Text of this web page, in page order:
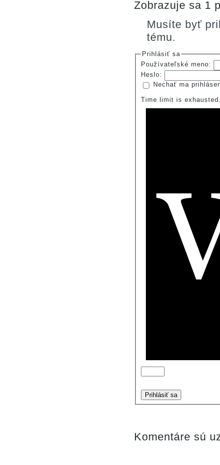
Zobrazuje sa 1
Musíte byť
tému.
Prihlásiť sa
Používateľské meno:
Heslo:
Nechať ma
Time limit is
Prihlásiť sa
Komentáre sú